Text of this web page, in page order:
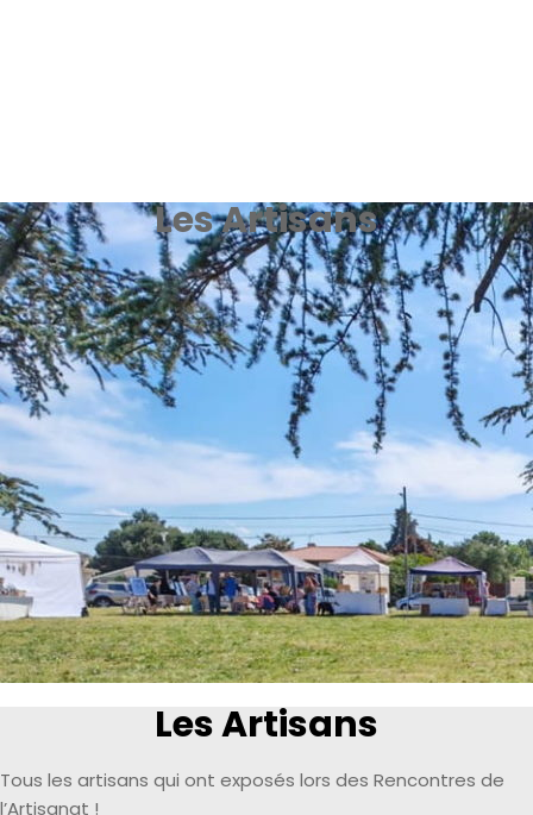
Les Artisans
Les Artisans
Tous les artisans qui ont exposés lors des Rencontres de
l’Artisanat !